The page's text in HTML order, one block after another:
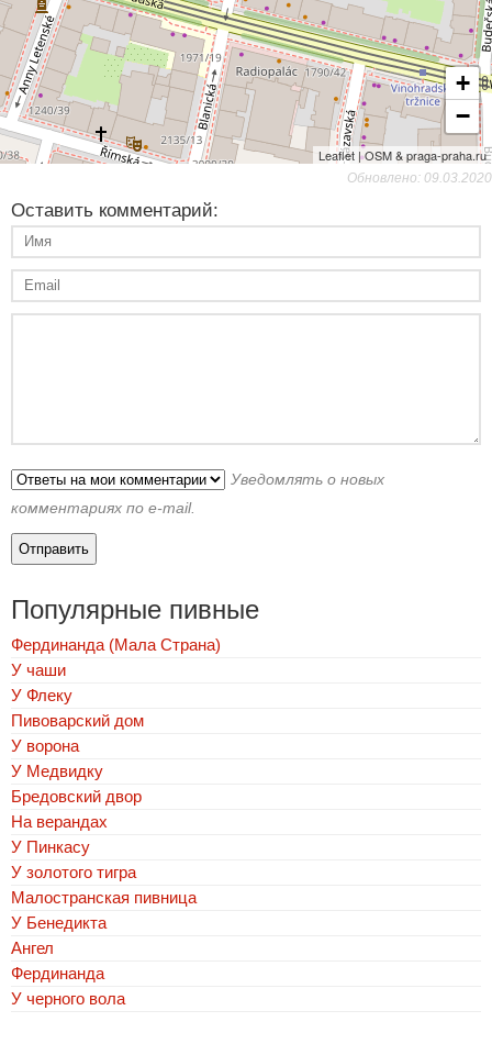
+
−
Leaflet | OSM & praga-praha.ru
Обновлено: 09.03.2020
Оставить комментарий:
Уведомлять о новых
комментариях по e-mail.
Популярные пивные
Фердинанда (Мала Страна)
У чаши
У Флеку
Пивоварский дом
У ворона
У Медвидку
Бредовский двор
На верандах
У Пинкасу
У золотого тигра
Малостранская пивница
У Бенедикта
Ангел
Фердинанда
У черного вола